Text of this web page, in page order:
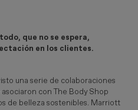
que no se espera,
en los clientes.
una serie de colaboraciones
con The Body Shop
de belleza sostenibles. Marriott